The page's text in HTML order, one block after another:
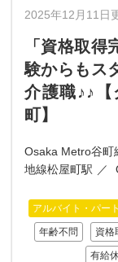
2025年12月11日
「資格取
験からもス
介護職♪♪
町】
Osaka Metro谷町
地線松屋町駅
アルバイト・パート
年齢不問 資格
有給